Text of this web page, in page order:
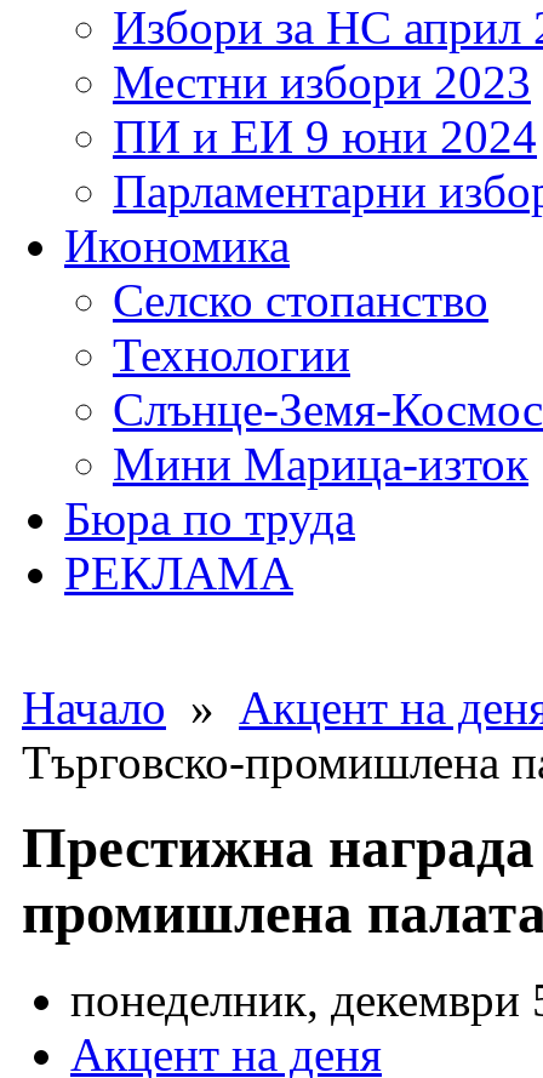
Избори за НС април
Местни избори 2023
ПИ и ЕИ 9 юни 2024
Парламентарни
Икономика
Селско стопанство
Технологии
Слънце-Земя-Космос
Мини Марица-изток
Бюра по труда
РЕКЛАМА
Начало » Акцент на
Търговско-промишлена
Престижна
промишлена
понеделник, декември
Акцент на деня